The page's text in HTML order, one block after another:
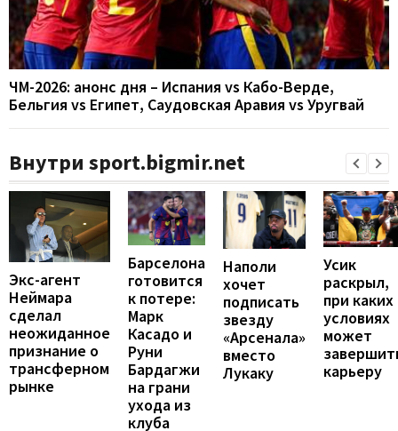
ЧМ-2026: анонс дня – Испания vs Кабо-Верде,
Бельгия vs Египет, Саудовская Аравия vs Уругвай
Внутри sport.bigmir.net
Экс-агент
Неймара
сделал
неожиданное
признание о
трансферном
рынке
Барселона
готовится
к потере:
Марк
Касадо и
Руни
Бардагжи
на грани
ухода из
клуба
Наполи
хочет
подписать
звезду
«Арсенала»
вместо
Лукаку
Усик
раскрыл,
при каких
условиях
может
карьеру